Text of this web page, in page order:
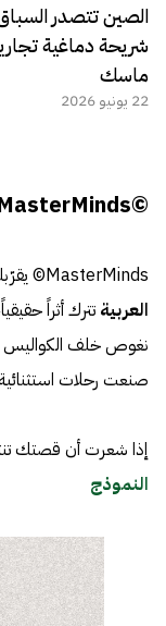
الصين تتصدر
شريحة دماغية
ماسك
22 يونيو 2026
©MasterMinds - ماستر مايندز
MasterMinds© يقرّبك وجهاً لوجه من
العربية تترك أثراً
نغوص خلف الكواليس
صنعت رحلات
إذا شعرت أن قصتك
النموذج